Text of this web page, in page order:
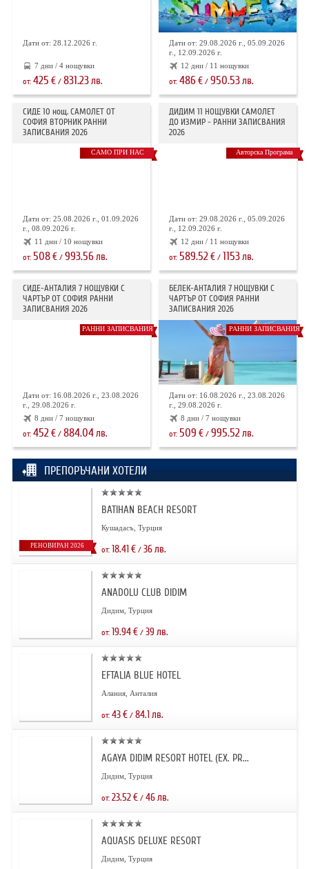
Дати от: 28.12.2026 г.
7 дни / 4 нощувки
от: 425 €/ 831.23лв.
Дати от: 29.08.2026 г., 05.09.2026
г., 12.09.2026 г.
12 дни / 11 нощувки
от:486€ /950.53лв.
СИДЕ 10 нощ. САМОЛЕТ ОТ
СОФИЯ ВТОРНИК РАННИ
ЗАПИСВАНИЯ 2026
САМО ПРИ НАС
Дати от: 25.08.2026 г., 01.09.2026
г., 08.09.2026 г.
11 дни / 10 нощувки
от: 508€/ 993.56лв.
ДИДИМ 11 НОЩУВКИ САМОЛЕТ
ДО ИЗМИР - РАННИ ЗАПИСВАНИЯ
2026
Авторска Програма
Дати от: 29.08.2026 г., 05.09.2026
г., 12.09.2026 г.
12 дни / 11 нощувки
от:589.52€ / 1153лв.
СИДЕ-АНТАЛИЯ 7 НОЩУВКИ С
ЧАРТЪР OT СОФИЯ РАННИ
ЗАПИСВАНИЯ 2026
РАННИ ЗАПИСВАНИЯ
Дати от: 16.08.2026 г., 23.08.2026
г., 29.08.2026 г.
8 дни / 7 нощувки
от: 452€/ 884.04лв.
БЕЛЕК-АНТАЛИЯ 7 НОЩУВКИ С
ЧАРТЪР ОТ СОФИЯ РАННИ
ЗАПИСВАНИЯ 2026
РАННИ ЗАПИСВАНИЯ
Дати от: 16.08.2026 г., 23.08.2026
г., 29.08.2026 г.
8 дни / 7 нощувки
от:509 € /995.52лв.
ПРЕПОРЪЧАНИ ХОТЕЛИ
РЕНОВИРАН 2026
BATIHAN BEACH RESORT
Кушадасъ, Турция
от: 18.41€/ 36лв.
ANADOLU CLUB DIDIM
Дидим, Турция
от: 19.94€/ 39 лв.
EFTALIA BLUE HOTEL
Алания, Анталия
от: 43€/ 84.1лв.
AGAYA DIDIM RESORT HOTEL (EX. PR...
Дидим, Турция
от: 23.52€/ 46лв.
AQUASIS DELUXE RESORT
Дидим, Турция